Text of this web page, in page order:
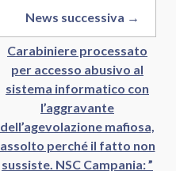
News successiva →
Carabiniere processato
per accesso abusivo al
sistema informatico con
l’aggravante
dell’agevolazione mafiosa,
assolto perché il fatto non
sussiste. NSC Campania: ”